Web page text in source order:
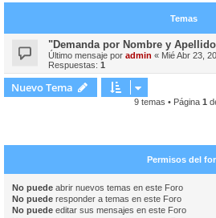
Temas
"Demanda por Nombre y
Último mensaje por admin « Mié Abr 23,
Respuestas: 1
Nuevo Tema
9 temas • Página 1
Permisos del
No puede abrir nuevos temas en este Foro
No puede responder a temas en este Foro
No puede editar sus mensajes en este Foro